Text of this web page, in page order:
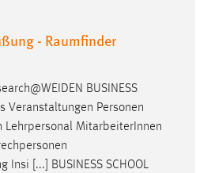
- Raumfinder
BUSINESS
Veranstaltungen Personen
Lehrpersonal MitarbeiterInnen
[...] BUSINESS SCHOOL